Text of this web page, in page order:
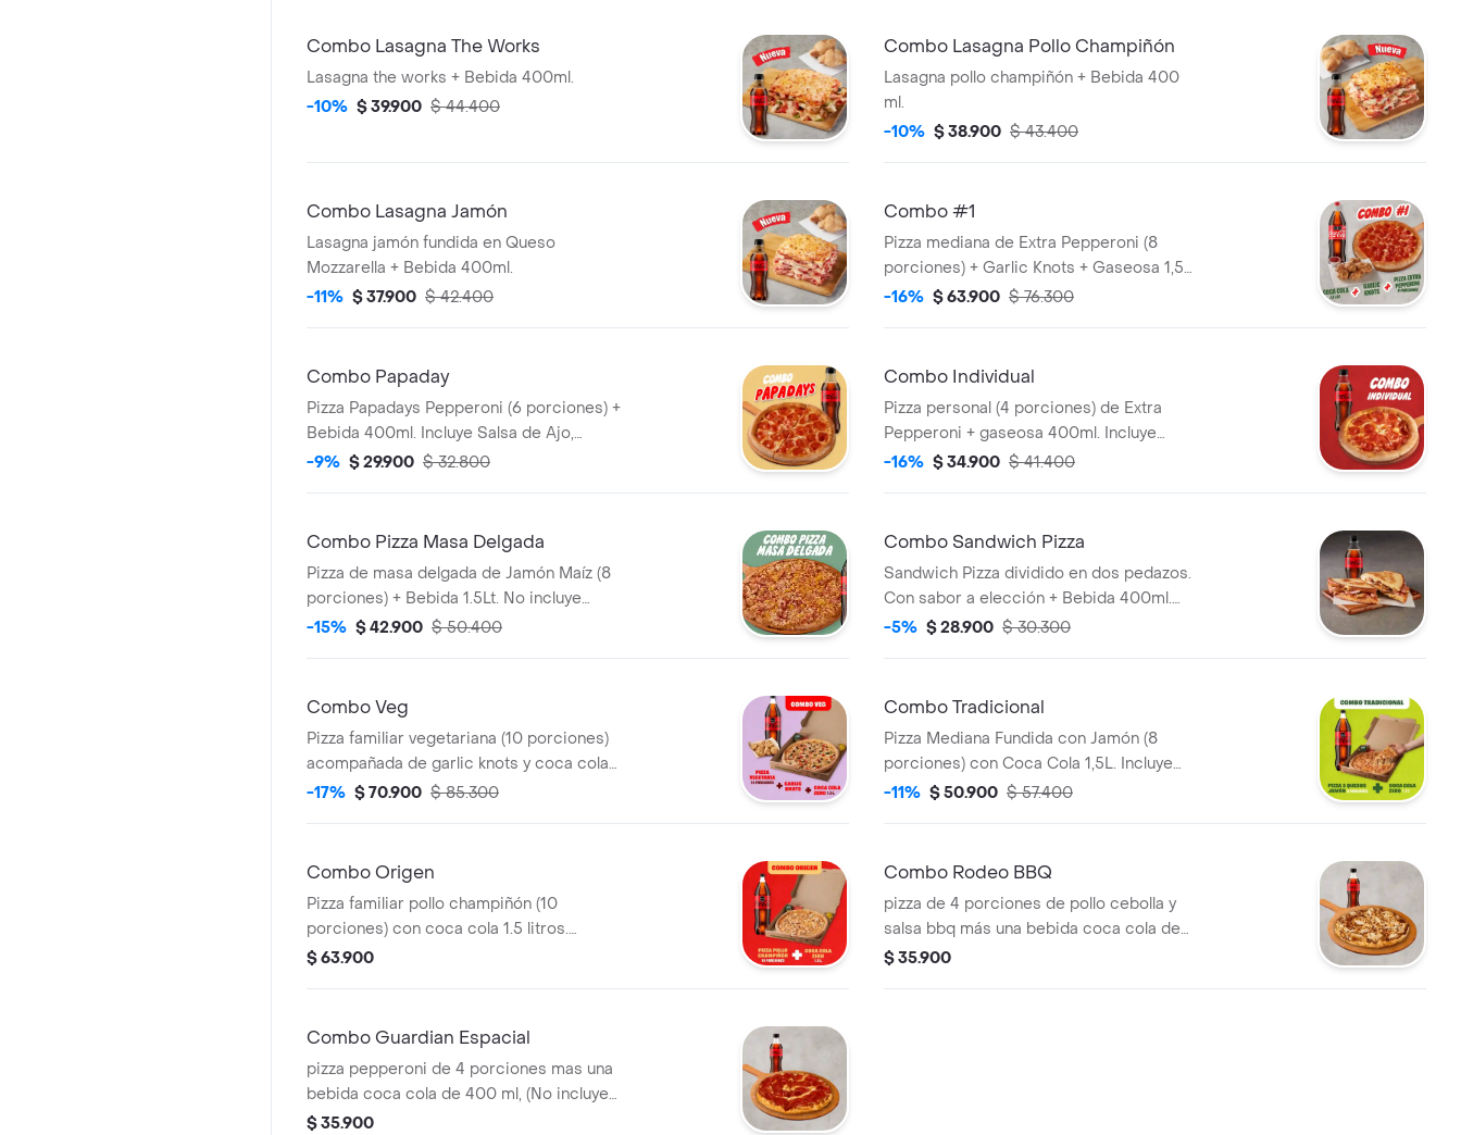
incluye salsa de ajo, llevala por $2.900
horneados. Con una bebida de coca cola
de 400ml. No incluye salsa de ajo, llevala
por $2.900 adicionales.
Combo Lasagna The Works
Lasagna the works + Bebida 400ml.
-10% $ 39.900 $ 44.400
Combo Lasagna Pollo Champiñón
Lasagna pollo champiñón + Bebida 400
ml.
-10% $ 38.900 $ 43.400
Combo Lasagna Jamón
Lasagna jamón fundida en Queso
Mozzarella + Bebida 400ml.
-11% $ 37.900 $ 42.400
Combo #1
Pizza mediana de Extra Pepperoni (8
porciones) + Garlic Knots + Gaseosa 1,5L.
Incluye Salsa de Ajo, Sazonador Pimienta
-16% $ 63.900 $ 76.300
Combo Papaday
Pizza Papadays Pepperoni (6 porciones) +
Bebida 400ml. Incluye Salsa de Ajo,
Sazonador Pimienta Roja y Pepperoncini.
-9% $ 29.900 $ 32.800
Combo Individual
Pizza personal (4 porciones) de Extra
Pepperoni + gaseosa 400ml. Incluye
Salsa de Ajo, Sazonador Pimienta Roja y
-16% $ 34.900 $ 41.400
Combo Pizza Masa Delgada
Pizza de masa delgada de Jamón Maíz (8
porciones) + Bebida 1.5Lt. No incluye
salsa de ajo , llevala por $2.900
-15% $ 42.900 $ 50.400
Combo Sandwich Pizza
Sandwich Pizza dividido en dos pedazos.
Con sabor a elección + Bebida 400ml.
Incluye Salsa de Ajo, Sazonador Pimienta
-5% $ 28.900 $ 30.300
Combo Veg
Pizza familiar vegetariana (10 porciones)
acompañada de garlic knots y coca cola
1.5 litros. Incluye Salsa de Ajo, Sazonador
-17% $ 70.900 $ 85.300
Combo Tradicional
Pizza Mediana Fundida con Jamón (8
porciones) con Coca Cola 1,5L. Incluye
Salsa de Ajo, Sazonador Pimienta Roja y
-11% $ 50.900 $ 57.400
Combo Origen
Pizza familiar pollo champiñón (10
porciones) con coca cola 1.5 litros.
Incluye Salsa de Ajo, Sazonador Pimienta
$ 63.900
Combo Rodeo BBQ
pizza de 4 porciones de pollo cebolla y
salsa bbq más una bebida coca cola de
400 ml, (No incluye coleccionable para
$ 35.900
Combo Guardian Espacial
pizza pepperoni de 4 porciones mas una
bebida coca cola de 400 ml, (No incluye
coleccionable para este canal). Incluye
$ 35.900